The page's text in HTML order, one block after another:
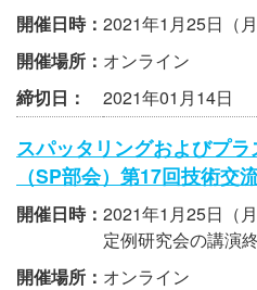
開催日時： 2021年1月25日（
開催場所： オンライン
締切日：
2021年01月14日
スパッタリングおよびプ
（SP部会）第17回技術交
開催日時： 2021年1月25日（
定例研究会の講演終
開催場所： オンライン